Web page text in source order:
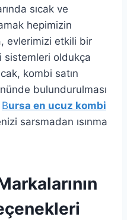
sıcak ve
hepimizin
evlerimizi etkili bir
sistemleri oldukça
kombi satın
bulundurulması
Bursa en ucuz kombi
sarsmadan ısınma